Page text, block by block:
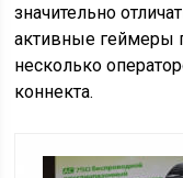
значительно
активные геймеры
несколько
коннекта.